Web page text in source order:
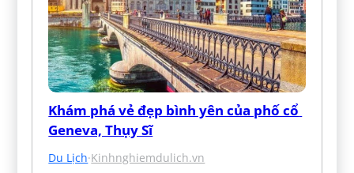
Khám phá vẻ đẹp bình yên của phố cổ
Geneva, Thụy Sĩ
Du Lịch·Kinhnghiemdulich.vn